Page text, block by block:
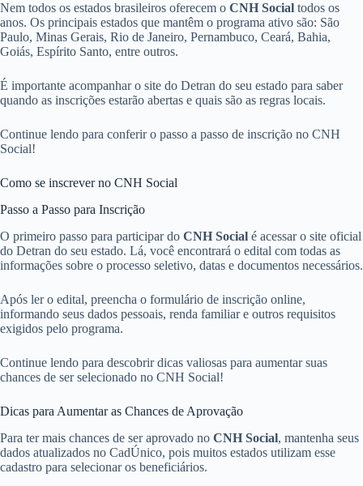
Nem todos os estados brasileiros oferecem o CNH Social todos os
anos. Os principais estados que mantêm o programa ativo são: São
Paulo, Minas Gerais, Rio de Janeiro, Pernambuco, Ceará, Bahia,
Goiás, Espírito Santo, entre outros.
É importante acompanhar o site do Detran do seu estado para saber
quando as inscrições estarão abertas e quais são as regras locais.
Continue lendo para conferir o passo a passo de inscrição no CNH
Social!
Como se inscrever no CNH Social
Passo a Passo para Inscrição
O primeiro passo para participar do CNH Social é acessar o site oficial
do Detran do seu estado. Lá, você encontrará o edital com todas as
informações sobre o processo seletivo, datas e documentos necessários.
Após ler o edital, preencha o formulário de inscrição online,
informando seus dados pessoais, renda familiar e outros requisitos
exigidos pelo programa.
Continue lendo para descobrir dicas valiosas para aumentar suas
chances de ser selecionado no CNH Social!
Dicas para Aumentar as Chances de Aprovação
Para ter mais chances de ser aprovado no CNH Social, mantenha seus
dados atualizados no CadÚnico, pois muitos estados utilizam esse
cadastro para selecionar os beneficiários.